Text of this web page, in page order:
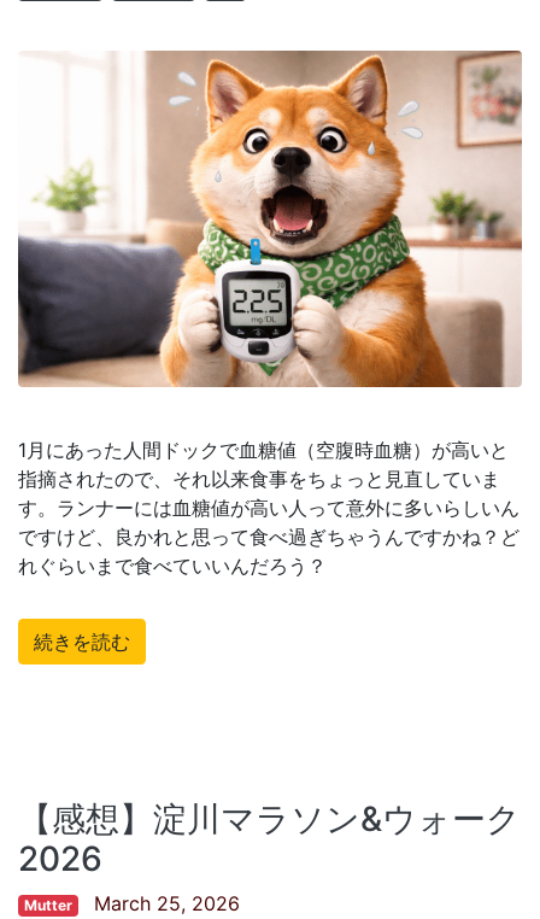
1月にあった人間ドックで血糖値（空腹時血糖）が高いと
指摘されたので、それ以来食事をちょっと見直していま
す。ランナーには血糖値が高い人って意外に多いらしいん
ですけど、良かれと思って食べ過ぎちゃうんですかね？ど
れぐらいまで食べていいんだろう？
続きを読む
【感想】淀川マラソン&ウォーク
2026
Mutter March 25, 2026